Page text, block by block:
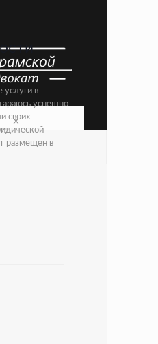
✕
услуги в
успешно
своих
размещен в